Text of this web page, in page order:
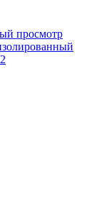
просмотр